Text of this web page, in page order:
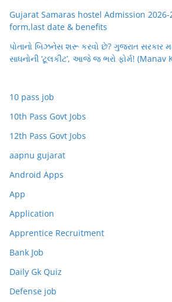
Gujarat Samaras hostel Admission
form,last date & benefits
પોતાનો બિઝનેસ શરૂ કરવો છે? ગુજરાત સરકાર
સાધનોની ‘ટૂલકીટ’, આજે જ ભરો ફોર્મ! (Manav
10 pass job
10th Pass Govt Jobs
12th Pass Govt Jobs
aapnu gujarat
Android Apps
App
Application
Apprentice Recruitment
Bank Job
Daily Gk Quiz
Defense job